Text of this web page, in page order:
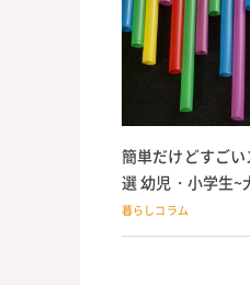
簡単だけどすご
選 幼児・小学生~
りおもちゃ
暮らしコラム